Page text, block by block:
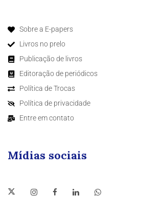
Sobre a E-papers
Livros no prelo
Publicação de livros
Editoração de periódicos
Política de Trocas
Política de privacidade
Entre em contato
Mídias sociais